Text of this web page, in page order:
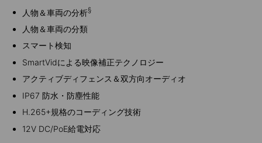
人物＆車両の分析§
人物＆車両の分類
スマート検知
SmartVidによる映像補正テクノロジー
アクティブディフェンス＆双方向オーディオ
IP67 防水・防塵性能
H.265+規格のコーディング技術
12V DC/PoE給電対応